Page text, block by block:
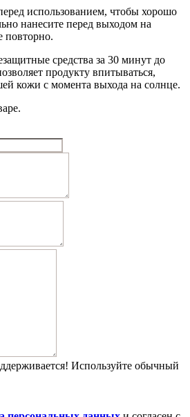
использованием, чтобы хорошо
нанесите перед выходом на
повторно.
средства за 30 минут до
продукту впитываться,
кожи с момента выхода на солнце.
Используйте обычный